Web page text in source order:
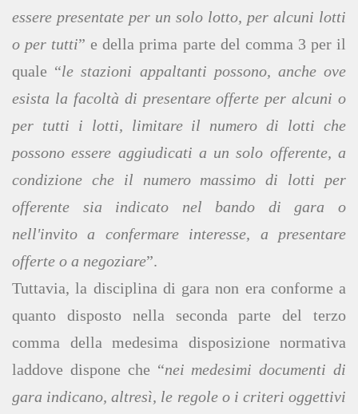
essere presentate per un solo lotto, per alcuni lotti
o per tutti” e della prima parte del comma 3 per il
quale “le stazioni appaltanti possono, anche ove
esista la facoltà di presentare offerte per alcuni o
per tutti i lotti, limitare il numero di lotti che
possono essere aggiudicati a un solo offerente, a
condizione che il numero massimo di lotti per
offerente sia indicato nel bando di gara o
nell'invito a confermare interesse, a presentare
offerte o a negoziare”.
Tuttavia, la disciplina di gara non era conforme a
quanto disposto nella seconda parte del terzo
comma della medesima disposizione normativa
laddove dispone che “nei medesimi documenti di
gara indicano, altresì, le regole o i criteri oggettivi